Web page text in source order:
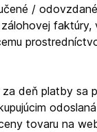
/
faktúry,
deň platby sa
tovaru na